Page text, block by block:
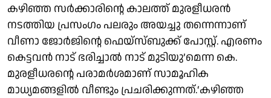
കഴിഞ്ഞ സർക്കാരിന്റെ കാലത്ത് മുരളീധരൻ
നടത്തിയ പ്രസംഗം പലരും അയച്ചു തന്നെന്നാണ്
വീണാ ജോർജിന്റെ ഫെയ്സ്ബുക്ക് പോസ്റ്റ്. എരണം
കെട്ടവൻ നാട് ഭരിച്ചാൽ നാട് മുടിയു’മെന്ന കെ.
മുരളീധരന്റെ പരാമർശമാണ് സാമൂഹിക
മാധ്യമങ്ങളിൽ വീണ്ടും പ്രചരിക്കുന്നത്.‘കഴിഞ്ഞ